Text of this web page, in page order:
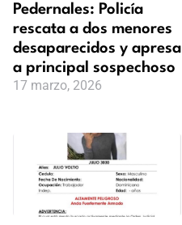
Pedernales: Policía
rescata a dos menores
desaparecidos y apresa
a principal sospechoso
17 marzo, 2026